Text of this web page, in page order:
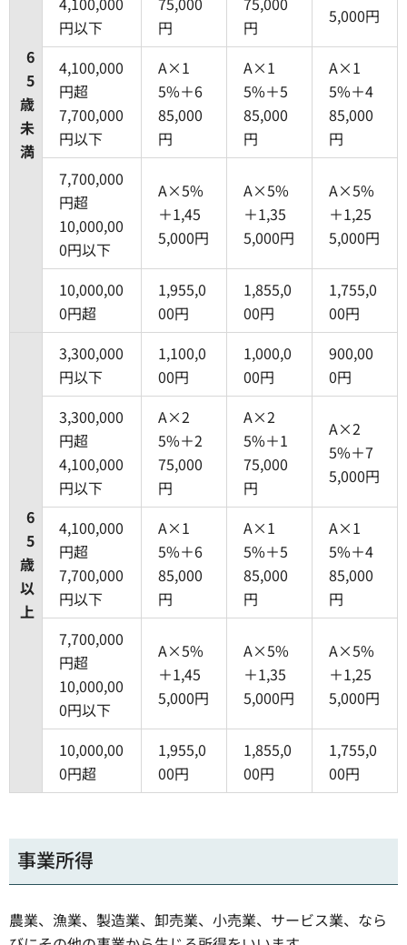
6
5
歳
未
満
円以下
円
円
5,000円
4,100,000
円超
7,700,000
円以下
A×1
5%＋6
85,000
円
A×1
5%＋5
85,000
円
A×1
5%＋4
85,000
円
7,700,000
円超
10,000,00
0円以下
A×5%
＋1,45
5,000円
A×5%
＋1,35
5,000円
A×5%
＋1,25
5,000円
10,000,00
0円超
1,955,0
00円
1,855,0
00円
1,755,0
00円
6
5
歳
以
上
3,300,000
円以下
1,100,0
00円
1,000,0
00円
900,00
0円
3,300,000
円超
4,100,000
円以下
A×2
5%＋2
75,000
円
A×2
5%＋1
75,000
円
A×2
5%＋7
5,000円
4,100,000
円超
7,700,000
円以下
A×1
5%＋6
85,000
円
A×1
5%＋5
85,000
円
A×1
5%＋4
85,000
円
7,700,000
円超
10,000,00
0円以下
A×5%
＋1,45
5,000円
A×5%
＋1,35
5,000円
A×5%
＋1,25
5,000円
10,000,00
0円超
1,955,0
00円
1,855,0
00円
1,755,0
00円
事業所得
農業、漁業、製造業、卸売業、小売業、サービス業、なら